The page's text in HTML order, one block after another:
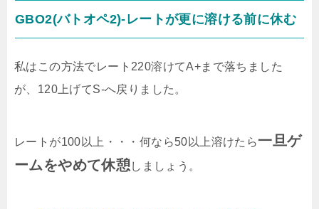
GBO2(バトオペ2)-レートが更に溶ける前に休む
私はこの方法でレート220溶けてA+まで落ちました
が、120上げてS-へ戻りました。
レートが100以上・・・何なら50以上溶けたら一旦ゲ
ームをやめて休憩 しましょう。